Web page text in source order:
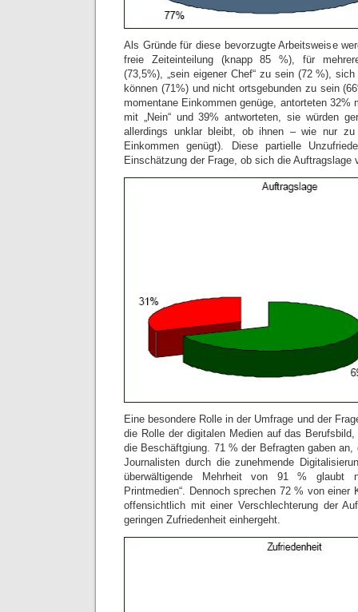
Als Gründe für diese bevorzugte Arbeitsweise
freie Zeiteinteilung (knapp 85 %), für
(73,5%), „sein eigener Chef“ zu sein (72 %),
können (71%) und nicht ortsgebunden zu sein
momentane Einkommen genüge, antorteten 32%
mit „Nein“ und 39% antworteten, sie würden
allerdings unklar bleibt, ob ihnen – wie nur
Einkommen genügt). Diese partielle
Einschätzung der Frage, ob sich die Auftragslage
Eine besondere Rolle in der Umfrage und der
die Rolle der digitalen Medien auf das
die Beschäftgiung. 71 % der Befragten gaben
Journalisten durch die zunehmende
überwältigende Mehrheit von 91 % glaubt
Printmedien“. Dennoch sprechen 72 % von einer
offensichtlich mit einer Verschlechterung der
geringen Zufriedenheit einhergeht.